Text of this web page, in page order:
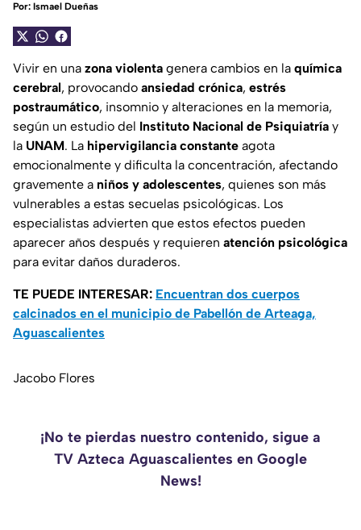
Por: Ismael Dueñas
Vivir en una zona violenta genera cambios en la química
cerebral, provocando ansiedad crónica, estrés
postraumático, insomnio y alteraciones en la memoria,
según un estudio del Instituto Nacional de Psiquiatría y
la UNAM. La hipervigilancia constante agota
emocionalmente y dificulta la concentración, afectando
gravemente a niños y adolescentes, quienes son más
vulnerables a estas secuelas psicológicas. Los
especialistas advierten que estos efectos pueden
aparecer años después y requieren atención psicológica
para evitar daños duraderos.
TE PUEDE INTERESAR: Encuentran dos cuerpos
calcinados en el municipio de Pabellón de Arteaga,
Aguascalientes
Jacobo Flores
¡No te pierdas nuestro contenido, sigue a
TV Azteca Aguascalientes en Google
News!